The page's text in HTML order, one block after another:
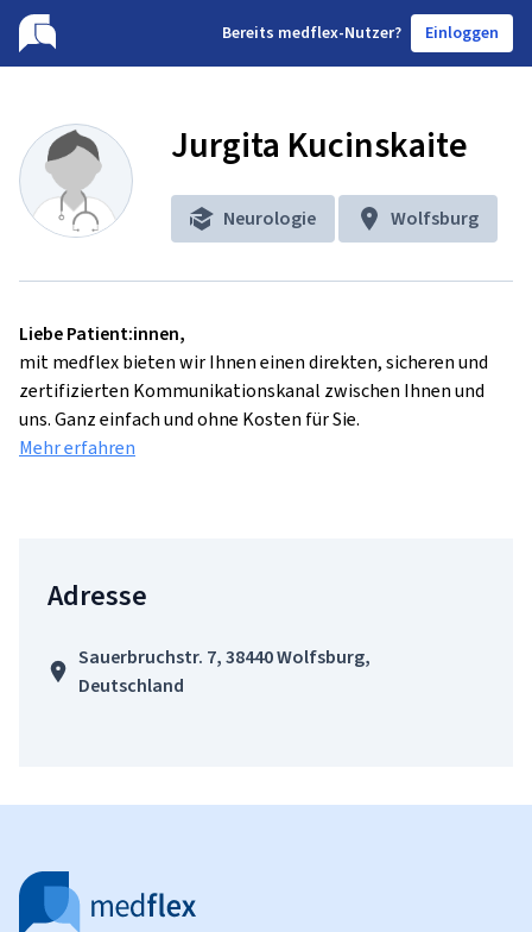
Bereits medflex-Nutzer? Einloggen
Jurgita Kucinskaite
Neurologie Wolfsburg
Liebe Patient:innen,
mit medflex bieten wir Ihnen einen direkten, sicheren und
zertifizierten Kommunikationskanal zwischen Ihnen und
uns. Ganz einfach und ohne Kosten für Sie.
Mehr erfahren
Adresse
Sauerbruchstr. 7, 38440 Wolfsburg,
Deutschland